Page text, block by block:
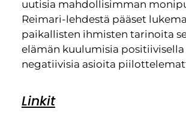
uutisia mahdollisimman
Reimari-lehdestä pääset
paikallisten ihmisten tarinoita
elämän kuulumisia
negatiivisia asioita
Linkit